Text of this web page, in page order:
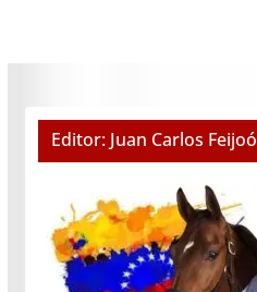
Editor: Juan Carlos Feijoó